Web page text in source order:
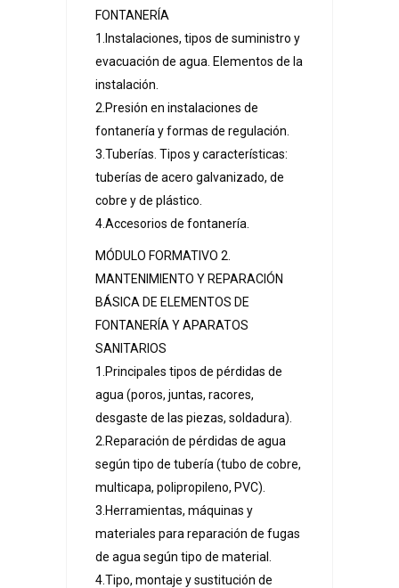
FONTANERÍA
1.Instalaciones, tipos de suministro y
evacuación de agua. Elementos de la
instalación.
2.Presión en instalaciones de
fontanería y formas de regulación.
3.Tuberías. Tipos y características:
tuberías de acero galvanizado, de
cobre y de plástico.
4.Accesorios de fontanería.
MÓDULO FORMATIVO 2.
MANTENIMIENTO Y REPARACIÓN
BÁSICA DE ELEMENTOS DE
FONTANERÍA Y APARATOS
SANITARIOS
1.Principales tipos de pérdidas de
agua (poros, juntas, racores,
desgaste de las piezas, soldadura).
2.Reparación de pérdidas de agua
según tipo de tubería (tubo de cobre,
multicapa, polipropileno, PVC).
3.Herramientas, máquinas y
materiales para reparación de fugas
de agua según tipo de material.
4.Tipo, montaje y sustitución de